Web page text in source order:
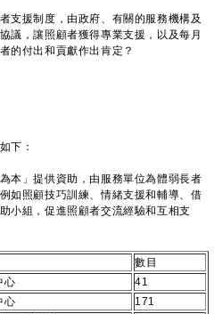
支援制度，由政府、有關的服務機構及
議，讓照顧者獲得專業支援，以及每月
的付出和貢獻作出肯定？
下：
本」提供資助，由服務單位為體弱長者
如照顧技巧訓練、情緒支援和輔導、借
小組，促進照顧者交流經驗和互相支
數目
心
41
心
171